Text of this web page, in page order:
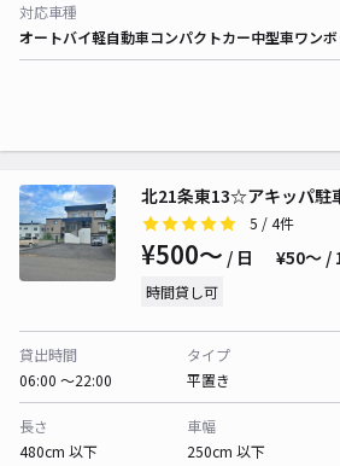
対応車種
オートバイ軽自動車コンパクトカー中型車ワン
北21条東13☆アキッパ駐
5 / 4件
¥500〜 / 日 ¥50〜 /
時間貸し可
貸出時間
06:00 〜22:00
タイプ
平置き
長さ
480cm 以下
車幅
250cm 以下